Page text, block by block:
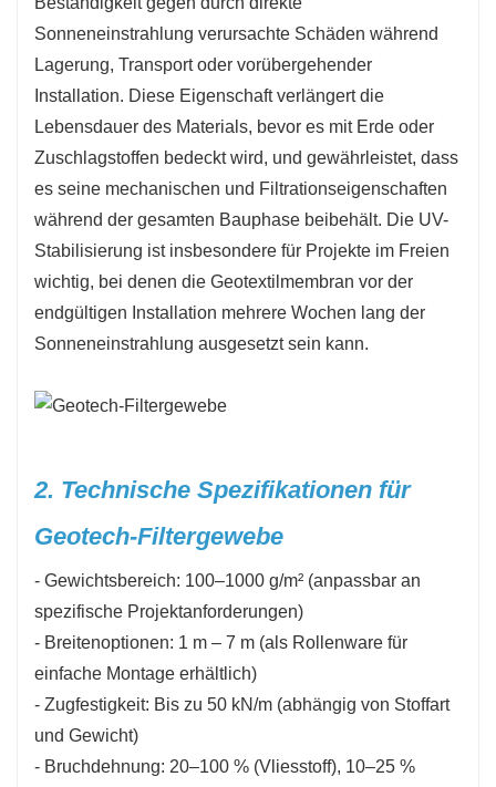
Sonneneinstrahlung verursachte Schäden während
Lagerung, Transport oder vorübergehender
Installation. Diese Eigenschaft verlängert die
Lebensdauer des Materials, bevor es mit Erde oder
Zuschlagstoffen bedeckt wird, und gewährleistet, dass
es seine mechanischen und Filtrationseigenschaften
während der gesamten Bauphase beibehält. Die UV-
Stabilisierung ist insbesondere für Projekte im Freien
wichtig, bei denen die Geotextilmembran vor der
endgültigen Installation mehrere Wochen lang der
Sonneneinstrahlung ausgesetzt sein kann.
2. Technische Spezifikationen für
Geotech-Filtergewebe
- Gewichtsbereich: 100–1000 g/m² (anpassbar an
spezifische Projektanforderungen)
- Breitenoptionen: 1 m – 7 m (als Rollenware für
einfache Montage erhältlich)
- Zugfestigkeit: Bis zu 50 kN/m (abhängig von Stoffart
und Gewicht)
- Bruchdehnung: 20–100 % (Vliesstoff), 10–25 %